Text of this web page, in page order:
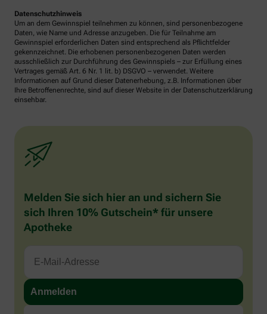
Datenschutzhinweis
Um an dem Gewinnspiel teilnehmen zu können, sind personenbezogene
Daten, wie Name und Adresse anzugeben. Die für Teilnahme am
Gewinnspiel erforderlichen Daten sind entsprechend als Pflichtfelder
gekennzeichnet. Die erhobenen personenbezogenen Daten werden
ausschließlich zur Durchführung des Gewinnspiels – zur Erfüllung eines
Vertrages gemäß Art. 6 Nr. 1 lit. b) DSGVO – verwendet. Weitere
Informationen auf Grund dieser Datenerhebung, z.B. Informationen über
Ihre Betroffenenrechte, sind auf dieser Website in der Datenschutzerklärung
einsehbar.
Melden Sie sich hier an und sichern Sie
sich Ihren 10% Gutschein* für unsere
Apotheke